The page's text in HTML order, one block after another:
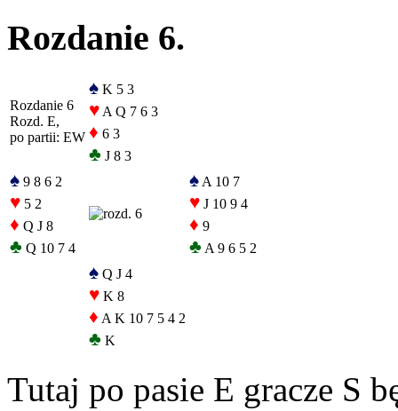
Rozdanie 6.
Rozdanie 6
Rozd. E,
po partii: EW
♠ K 5 3
♥ A Q 7 6 3
♦ 6 3
♣ J 8 3
♠ 9 8 6 2
♥ 5 2
♦ Q J 8
♣ Q 10 7 4
♠ A 10 7
♥ J 10 9 4
♦ 9
♣ A 9 6 5 2
♠ Q J 4
♥ K 8
♦ A K 10 7 5 4 2
♣ K
Tutaj po pasie E gracze S